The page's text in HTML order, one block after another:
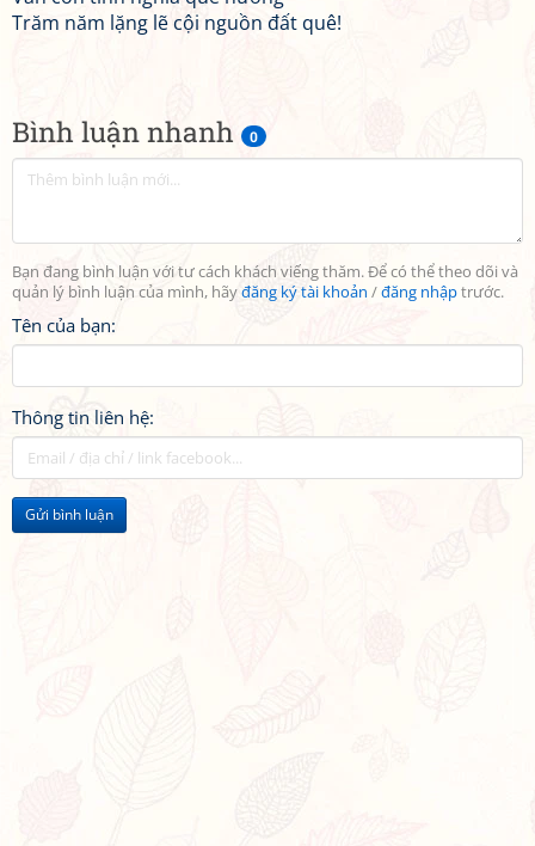
Bình luận nhanh 0
Bạn đang bình luận với tư cách khách viếng thăm. Để có thể theo dõi và
quản lý bình luận của mình, hãyđăng ký tài khoản /đăng nhậptrước.
Tên của bạn:
Thông tin liên hệ:
Gửi bình luận
Trăm năm lặng lẽ cội nguồn đất quê!